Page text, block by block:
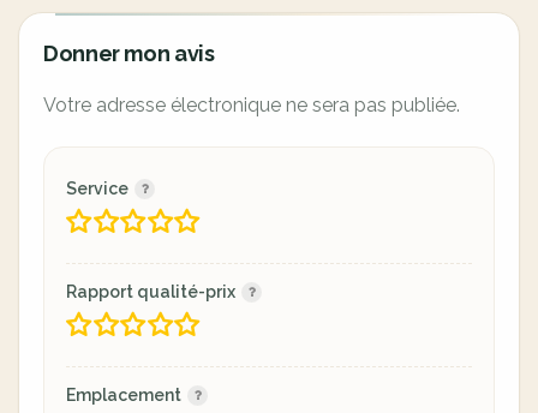
Donner mon avis
Votre adresse électronique ne sera pas publiée.
Service
Rapport qualité-prix
Emplacement